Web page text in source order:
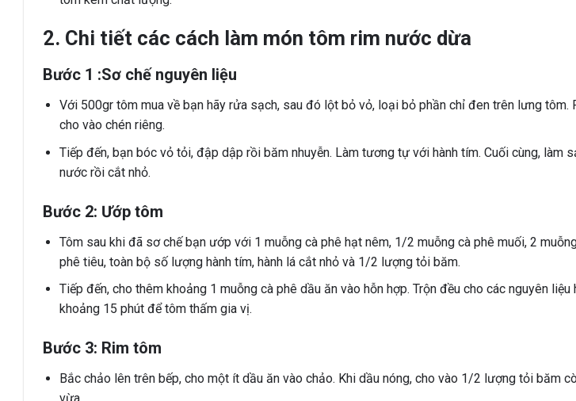
2. Chi tiết các cách làm món tôm rim nước dừa
Bước 1 :Sơ chế nguyên liệu
Với 500gr tôm mua về bạn hãy rửa sạch, sau đó lột bỏ vỏ, loại bỏ phần chỉ đen trên lưng tôm.
cho vào chén riêng.
Tiếp đến, bạn bóc vỏ tỏi, đập dập rồi băm nhuyễn. Làm tương tự với hành tím. Cuối cùng, làm
nước rồi cắt nhỏ.
Bước 2: Ướp tôm
Tôm sau khi đã sơ chế bạn ướp với 1 muỗng cà phê hạt nêm, 1/2 muỗng cà phê muối, 2
phê tiêu, toàn bộ số lượng hành tím, hành lá cắt nhỏ và 1/2 lượng tỏi băm.
Tiếp đến, cho thêm khoảng 1 muỗng cà phê dầu ăn vào hỗn hợp. Trộn đều cho các nguyên
khoảng 15 phút để tôm thấm gia vị.
Bước 3: Rim tôm
Bắc chảo lên trên bếp, cho một ít dầu ăn vào chảo. Khi dầu nóng, cho vào 1/2 lượng tỏi băm